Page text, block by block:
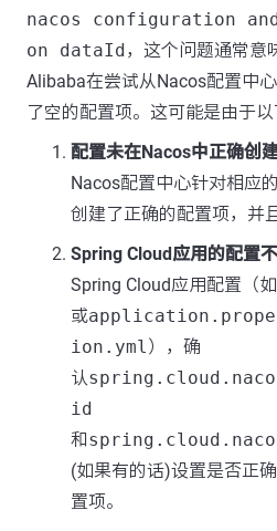
nacos configuration
on dataId，这个问题通常意
Alibaba在尝试从Nacos配置中
了空的配置项。这可能是由于以
配置未在Nacos中正确创
Nacos配置中心针对相应的
创建了正确的配置项，并
Spring Cloud应用的配置
Spring Cloud应用配置（如
或
ion.yml），确
认
id
和
(如果有的话)设置是否正
置项。